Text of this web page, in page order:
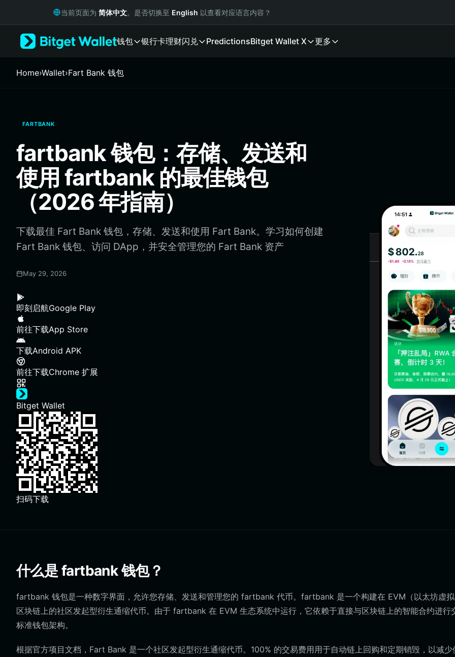
Русский
Italiano
繁體中文
Bahasa Indonesia
ภาษาไทย
Português (Brasil)
Español (Argentina)
当前页面为 简体中文。是否切换至 English 以查看对应语言内容？
钱包 银行卡理财闪兑 PredictionsBitget Wallet X 更多
Home›Wallet›Fart Bank 钱包
FARTBANK
fartbank 钱包：存储、发送和
使用 fartbank 的最佳钱包
（2026 年指南）
下载最佳 Fart Bank 钱包，存储、发送和使用 Fart Bank。学习如何创建
Fart Bank 钱包、访问 DApp，并安全管理您的 Fart Bank 资产
May 29, 2026
即刻启航Google Play
前往下载App Store
下载Android APK
前往下载Chrome 扩展
Bitget Wallet
扫码下载
什么是 fartbank 钱包？
fartbank 钱包是一种数字界面，允许您存储、发送和管理您的 fartbank 代币。fartbank 是一个构建在 EVM（以太坊虚拟
区块链上的社区发起型衍生通缩代币。由于 fartbank 在 EVM 生态系统中运行，它依赖于直接与区块链上的智能合约进行
标准钱包架构。
根据官方项目文档，Fart Bank 是一个社区发起型衍生通缩代币。100% 的交易费用用于自动链上回购和定期销毁，以减少